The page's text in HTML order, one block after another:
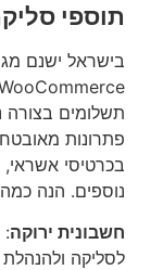
תוספי
בישראל ישנם
תשלומים בצורה
פתרונות
בכרטיסי
נוספים. הנה
חשבונית ירוקה:
לסליקה